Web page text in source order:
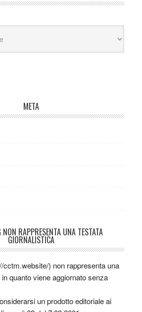
META
NON RAPPRESENTA UNA TESTATA
GIORNALISTICA
cctm.website/) non rappresenta una
quanto viene aggiornato senza
un prodotto editoriale ai